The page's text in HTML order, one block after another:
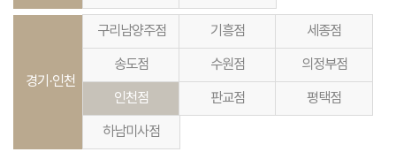
경기·인천
구리남양주점 기흥점 세종점
송도점 수원점 의정부점
인천점 판교점 평택점
하남미사점